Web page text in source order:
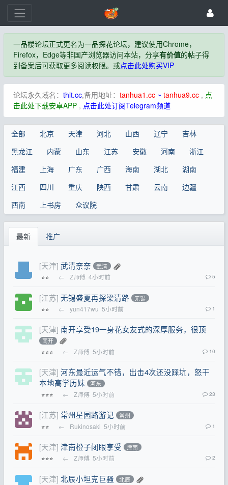
一品楼论坛正式更名为一品探花论坛，建议使用Chrome，
Firefox，Edge等非国产浏览器访问本站，分享有价值的帖子得
到备案后可获取更多阅读权限。或点击此处购买VIP
论坛永久域名： thlt.cc,备用地址： tanhua1.cc~ tanhua9.cc, 点
击此处下载安卓APP, 点击此处订阅Telegram频道
全部 北京 天津 河北 山西 辽宁
吉林
黑龙江
内蒙 山东 江苏 安徽 河南
浙江
福建
上海 广东 广西 海南 湖北
湖南
江西
四川 重庆 陕西 甘肃 云南
边疆
西南
上书房 众议院
最新 推广
[天津] 武清奈奈 武清
⭐⭐ ← Z师傅 4小时前 5
[江苏] 无锡盛夏再探梁清路 无锡
⭐⭐ ← yun417wu 5小时前 1
[天津] 南开享受19一身花女友式的深厚服务，很顶
南开
⭐⭐⭐ ← Z师傅 5小时前 10
[天津] 河东最近运气不错，出击4次还没踩坑，怒干
本地高学历妹
河东
⭐⭐⭐ ← Z师傅 5小时前 23
[江苏] 常州星园路游记 常州
⭐⭐ ← Rukinosaki 5小时前 1
[天津] 津南橙子闭眼享受 津南
⭐⭐⭐ ← Z师傅 5小时前 2
[天津] 北辰小坦克巨骚 北辰